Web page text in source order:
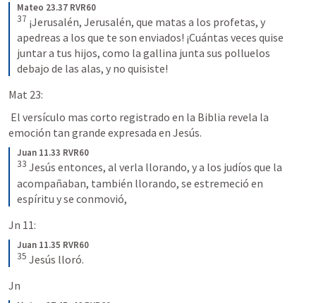
Mateo 23.37 RVR60
37 ¡Jerusalén, Jerusalén, que matas a los profetas, y
apedreas a los que te son enviados! ¡Cuántas veces quise
juntar a tus hijos, como la gallina junta sus polluelos
debajo de las alas, y no quisiste!
Mat 23:
emoción tan grande expresada en Jesús.
Juan 11.33 RVR60
33 Jesús entonces, al verla llorando, y a los judíos que la
acompañaban, también llorando, se estremeció en
espíritu y se conmovió,
Jn 11:
Juan 11.35 RVR60
35 Jesús lloró.
Jn